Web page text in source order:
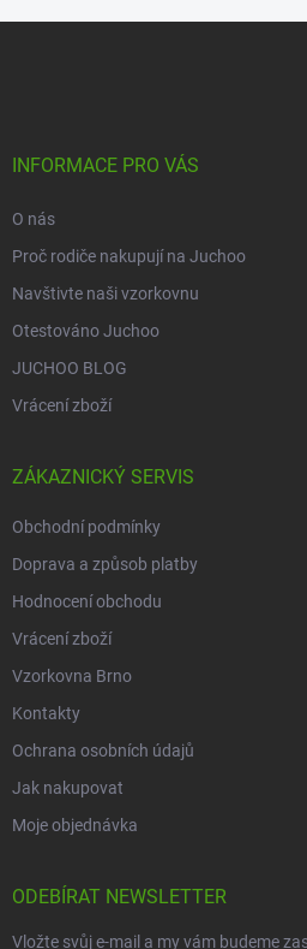
INFORMACE PRO VÁS
O nás
Proč rodiče nakupují na Juchoo
Navštivte naši vzorkovnu
Otestováno Juchoo
JUCHOO BLOG
Vrácení zboží
ZÁKAZNICKÝ SERVIS
Obchodní podmínky
Doprava a způsob platby
Hodnocení obchodu
Vrácení zboží
Vzorkovna Brno
Kontakty
Ochrana osobních údajů
Jak nakupovat
Moje objednávka
ODEBÍRAT NEWSLETTER
Vložte svůj e-mail a my vám budeme